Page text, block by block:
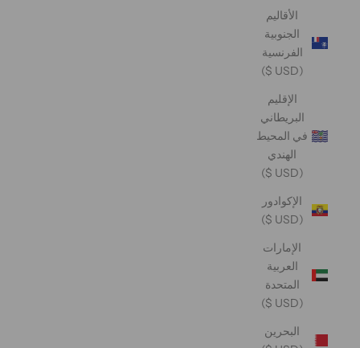
الأقاليم
الجنوبية
الفرنسية
(USD $)
الإقليم
البريطاني
في المحيط
الهندي
(USD $)
الإكوادور
(USD $)
الإمارات
العربية
المتحدة
(USD $)
البحرين